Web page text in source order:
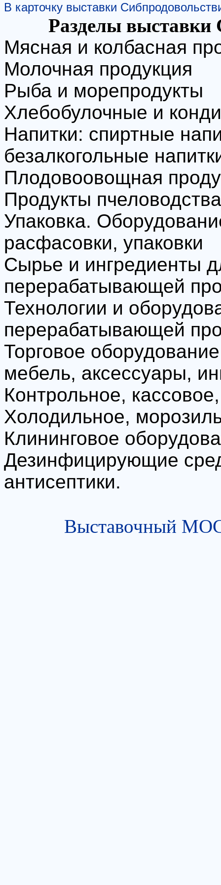
В карточку выставки
Разделы выставки
Мясная и колбасная
Молочная продукция
Рыба и морепродукты
Хлебобулочные и
Напитки: спиртные
безалкогольные
Плодовоовощная
Продукты пчеловодства
Упаковка.
расфасовки, упаковки
Сырье и ингредиенты
перерабатывающей
Технологии и
перерабатывающей
Торговое
мебель, аксессуары,
Контрольное,
Холодильное,
Клининговое
Дезинфицирующие
антисептики.
Выставочный